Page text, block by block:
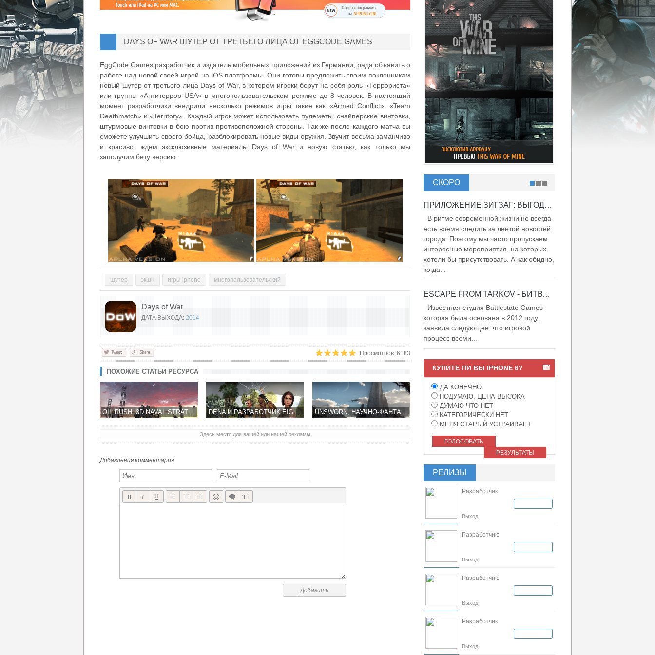
DAYS OF WAR ШУТЕР ОТ ТРЕТЬЕГО ЛИЦА ОТ EGGCODE GAMES
EggCode Games разработчик и издатель мобильных приложений из Германии, рада объявить о
работе над новой своей игрой на iOS платформы. Они готовы предложить своим поклонникам
новый шутер от третьего лица Days of War, в котором игроки берут на себя роль «Террориста»
или группы «Антитеррор USA» в многопользовательском режиме до 8 человек. В настоящий
момент разработчики внедрили несколько режимов игры такие как «Armed Conflict», «Team
Deathmatch» и «Territory». Каждый игрок может использовать пулеметы, снайперские винтовки,
штурмовые винтовки в бою против противоположной стороны. Так же после каждого матча вы
сможете улучшить своего бойца, разблокировать новые виды оружия. Звучит весьма заманчиво
и красиво, ждем эксклюзивные материалы Days of War и новую статью, как только мы
заполучим бету версию.
шутер экшн игры iphone многопользовательский
Days of War
ДАТА ВЫХОДА: 2014
Просмотров: 6183
ПОХОЖИЕ СТАТЬИ РЕСУРСА
OIL RUSH: 3D NAVAL STRATEGY - ЕСЛИ МИР ПОСЛЕ ЯДЕРНОЙ ВОЙНЫ! DENA И РАЗРАБОТЧИК EIGHTPIXELSSQUARE ПРЕДСТАВИЛИ IOS ШУТЕР LAWLESS UNSWORN, НАУЧНО-ФАНТАСТИЧЕСКИЙ RPG ОТ INVULSE GAMES: ГЕЙМПЛЕЙ ВИДЕО
Здесь место для вашей или нашей рекламы
Добавления комментария:
Добавить
СКОРО
ПРИЛОЖЕНИЕ ЗИГЗАГ: ВЫГОДНО ВДВОЙНЕ!
В ритме современной жизни не всегда
есть время следить за лентой новостей
города. Поэтому мы часто пропускаем
интересные мероприятия, на которых
хотели бы присутствовать. А как обидно,
когда...
ESCAPE FROM TARKOV - БИТВА ЗА ТАРКОВ
Известная студия Battlestate Games
которая была основана в 2012 году,
заявила следующее: что игровой
процесс всеми...
КУПИТЕ ЛИ ВЫ IPHONE 6?
ДА КОНЕЧНО
ПОДУМАЮ, ЦЕНА ВЫСОКА
ДУМАЮ ЧТО НЕТ
КАТЕГОРИЧЕСКИ НЕТ
МЕНЯ СТАРЫЙ УСТРАИВАЕТ
ГОЛОСОВАТЬ
РЕЗУЛЬТАТЫ
РЕЛИЗЫ
Разработчик:
Выход:
Разработчик:
Выход:
Разработчик:
Выход:
Разработчик:
Выход: